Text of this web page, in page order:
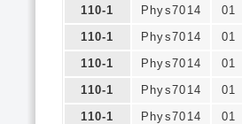
110-1
Phys7014 01
110-1
Phys7014 01
110-1
Phys7014 01
110-1
Phys7014 01
110-1
Phys7014 01